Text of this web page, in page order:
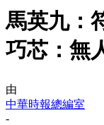
馬英九：
巧芯：無
由
中華時報總編室
-